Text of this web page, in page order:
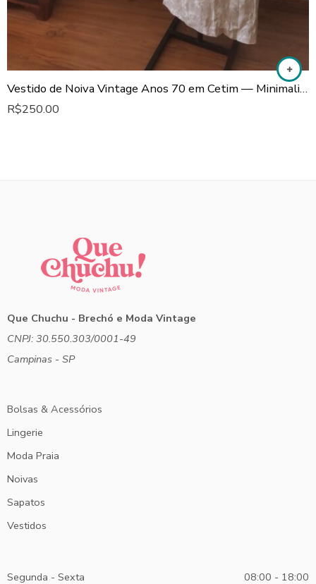
Vestido de Noiva Vintage Anos 70 em Cetim — Minimalista com Leve Cauda
R$250.00
Que Chuchu - Brechó e Moda Vintage
CNPJ: 30.550.303/0001-49
Campinas - SP
Bolsas & Acessórios
Lingerie
Moda Praia
Noivas
Sapatos
Vestidos
Segunda - Sexta 08:00 - 18:00